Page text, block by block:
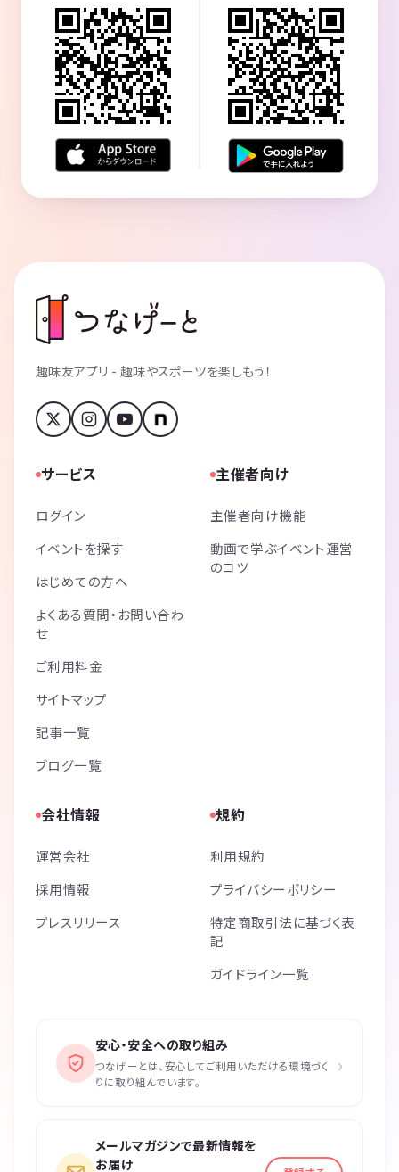
趣味友アプリ - 趣味やスポーツを楽しもう！
サービス
ログイン
イベントを探す
はじめての方へ
よくある質問・お問い合わ
せ
ご利用料金
サイトマップ
記事一覧
ブログ一覧
主催者向け
主催者向け機能
動画で学ぶイベント運営
のコツ
会社情報
運営会社
採用情報
プレスリリース
規約
利用規約
プライバシーポリシー
特定商取引法に基づく表
記
ガイドライン一覧
安心・安全への取り組み
つなげーとは、安心してご利用いただける環境づく
りに取り組んでいます。
›
メールマガジンで最新情報を
お届け